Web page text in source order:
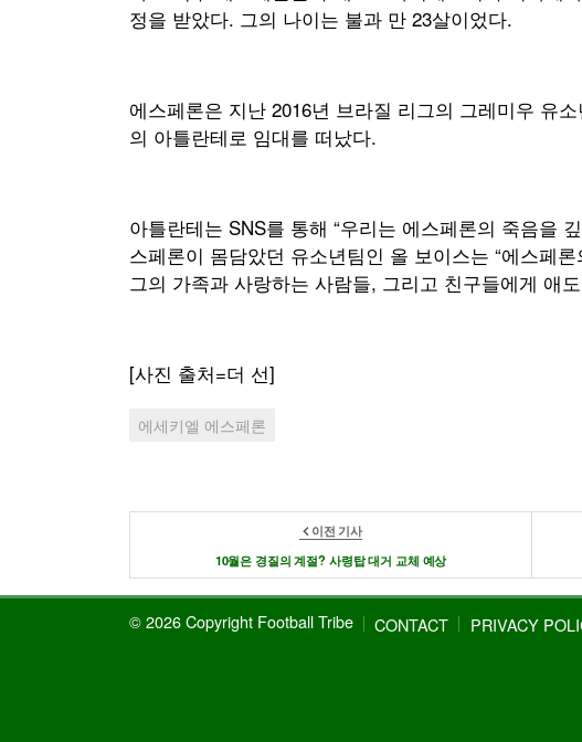
정을 받았다. 그의 나이는 불과 만 23살이었다.
에스페론은 지난 2016년 브라질 리그의 그레미우 유
의 아틀란테로 임대를 떠났다.
아틀란테는 SNS를 통해 “우리는 에스페론의 죽음을
스페론이 몸담았던 유소년팀인 올 보이스는 “에스페
그의 가족과 사랑하는 사람들, 그리고 친구들에게 애
[사진 출처=더 선]
에세키엘 에스페론
이전 기사
10월은 경질의 계절? 사령탑 대거 교체 예상
© 2026 Copyright Football Tribe CONTACT PRIVACY